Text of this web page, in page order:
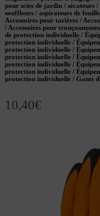
pour scies de jardin / sécateurs /
souffleurs / aspirateurs de
Accessoires pour tarières /
/ Accessoires pour
de protection individuelle /
protection individuelle /
protection individuelle /
protection individuelle /
protection individuelle /
protection individuelle /
protection individuelle / Gants
10,40€